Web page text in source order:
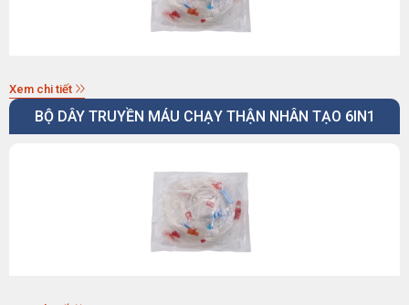
Xem chi tiết
BỘ DÂY TRUYỀN MÁU CHẠY THẬN NHÂN TẠO 6IN1